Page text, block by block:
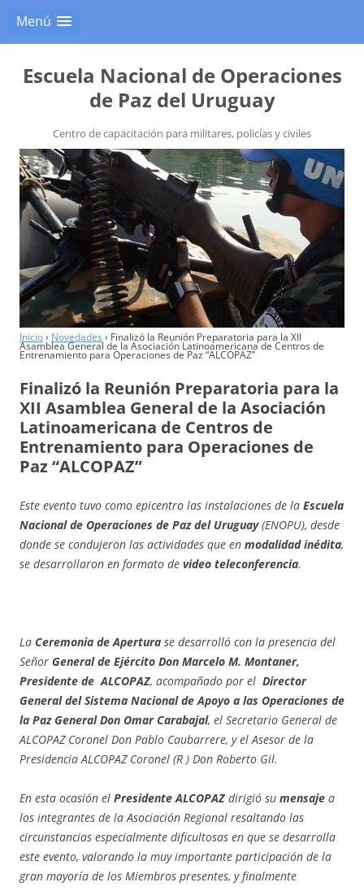
Menú
Escuela Nacional de Operaciones
de Paz del Uruguay
Centro de capacitación para militares, policías y civiles
Inicio › Novedades › Finalizó la Reunión Preparatoria para la XII
Asamblea General de la Asociación Latinoamericana de Centros de
Entrenamiento para Operaciones de Paz “ALCOPAZ”
Finalizó la Reunión Preparatoria para la
XII Asamblea General de la Asociación
Latinoamericana de Centros de
Entrenamiento para Operaciones de
Paz “ALCOPAZ”
Este evento tuvo como epicentro las instalaciones de la Escuela
Nacional de Operaciones de Paz del Uruguay(ENOPU), desde
donde se condujeron las actividades que en modalidad inédita,
se desarrollaron en formato de video teleconferencia.
La Ceremonia de Apertura se desarrolló con la presencia del
Señor General de Ejército Don Marcelo M. Montaner,
Presidente de ALCOPAZ, acompañado por el Director
General del Sistema Nacional de Apoyo a las Operaciones de
la Paz General Don Omar Carabajal, el Secretario General de
ALCOPAZ Coronel Don Pablo Caubarrere, y el Asesor de la
Presidencia ALCOPAZ Coronel (R ) Don Roberto Gil.
En esta ocasión el Presidente ALCOPAZ dirigió su mensaje a
los integrantes de la Asociación Regional resaltando las
circunstancias especialmente dificultosas en que se desarrolla
este evento, valorando la muy importante participación de la
gran mayoría de los Miembros presentes, y finalmente